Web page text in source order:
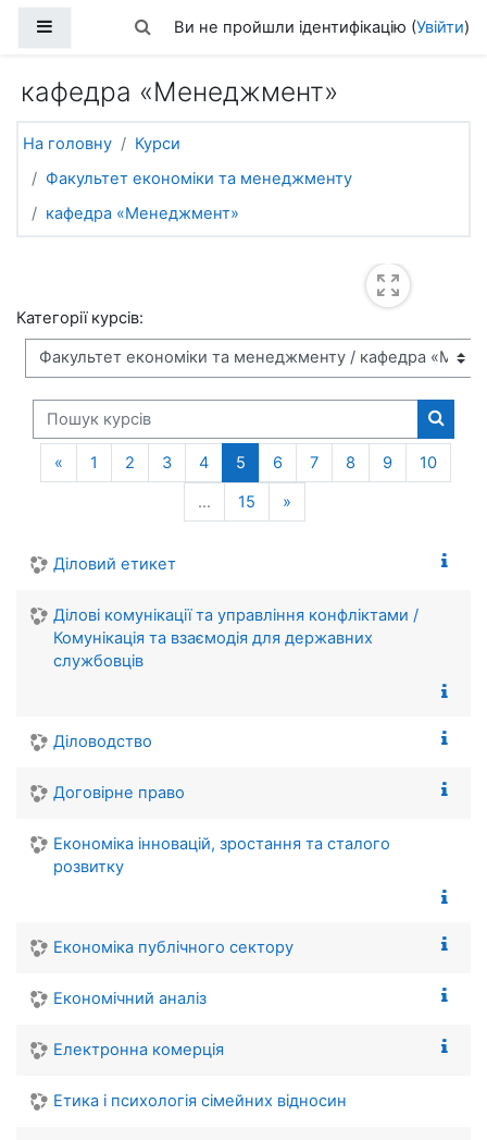
Бокова панельПереключити введення пошуку
Ви не пройшли ідентифікацію (Увійти)
кафедра «Менеджмент»
На головну
Курси
Факультет економіки та менеджменту
кафедра «Менеджмент»
Категорії курсів:
Пошук курсів
Пошук
«Попередня сторінка
1 2 3 4 5(поточний)
6 7 8 9
10
…
15 »
Діловий етикет
Ділові комунікації та управління конфліктами /
Комунікація та взаємодія для державних
службовців
Діловодство
Договірне право
Економіка інновацій, зростання та сталого
розвитку
Економіка публічного сектору
Економічний аналіз
Електронна комерція
Етика і психологія сімейних відносин